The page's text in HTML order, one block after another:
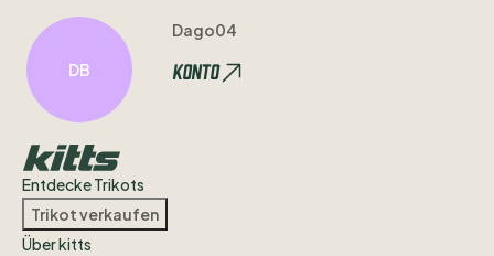
DB
Dago04
Konto
Entdecke Trikots
Trikot verkaufen
Über kitts